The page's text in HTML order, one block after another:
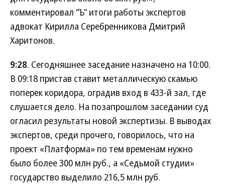
комментировал “Ъ” итоги работы экспертов
адвокат Кирилла Серебренникова Дмитрий
Харитонов.
9:28. Сегодняшнее заседание назначено на 10:00.
В 09:18 пристав ставит металлическую скамью
поперек коридора, оградив вход в 433-й зал, где
слушается дело. На позапрошлом заседании суд
огласил результаты новой экспертизы. В выводах
экспертов, среди прочего, говорилось, что на
проект «Платформа» по тем временам нужно
было более 300 млн руб., а «Седьмой студии»
государство выделило 216,5 млн руб.